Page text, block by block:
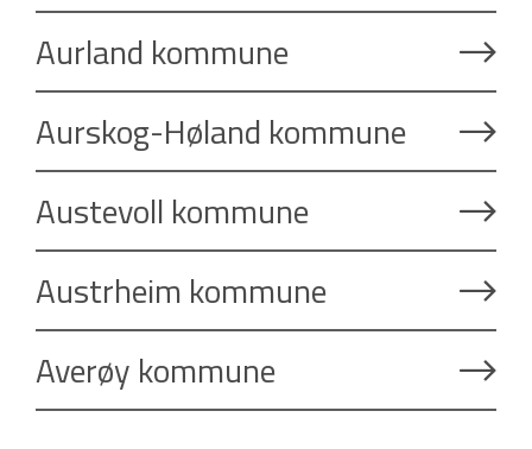
Aurland kommune
Aurskog-Høland kommune
Austevoll kommune
Austrheim kommune
Averøy kommune